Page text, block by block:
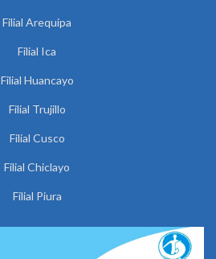
Filial Arequipa
Filial Ica
Filial Huancayo
Filial Trujillo
Filial Cusco
Filial Chiclayo
Filial Piura